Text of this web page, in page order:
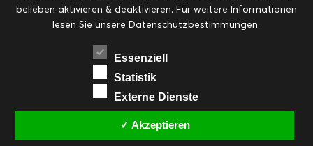
Eingemachtes Ohne Kategorie Ostern Resteküche
RezepteSaisonalSliderStartseite
Suppen, Salate & Vorspeisen
Vorspeisen, Salate & Suppen
Weihnachten Workshops & Events
belieben aktivieren & deaktivieren. Für weitere Informationen
lesen Sie unsere Datenschutzbestimmungen.
Essenziell
Statistik
Externe Dienste
✓ Akzeptieren